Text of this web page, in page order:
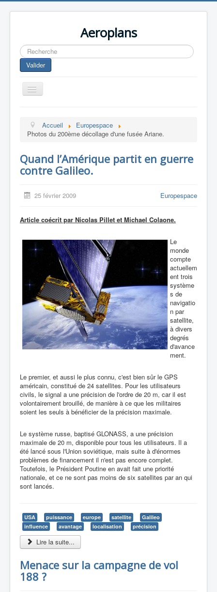
Aeroplans
Rechercher
Valider
Toggle
Navigation
Aviation Commerciale
Aviation Militaire
Drones
Accueil
Europespace
Photos du 200ème décollage d'une fusée Ariane.
Quand l’Amérique partit en guerre
contre Galileo.
25 février 2009 Europespace
Article coécrit par Nicolas Pillet et Michael Colaone.
Le
monde
compte
actuellem
ent trois
système
s de
navigatio
n par
satellite,
à divers
degrés
d'avance
ment.
Le premier, et aussi le plus connu, c'est bien sûr le GPS
américain, constitué de 24 satellites. Pour les utilisateurs
civils, le signal a une précision de l'ordre de 20 m, car il est
volontairement brouillé, de manière à ce que les militaires
soient les seuls à bénéficier de la précision maximale.
Le système russe, baptisé GLONASS, a une précision
maximale de 20 m, disponible pour tous les utilisateurs. Il a
été lancé sous l'Union soviétique, mais suite à d'énormes
problèmes de financement il n'est pas encore complet.
Toutefois, le Président Poutine en avait fait une priorité
nationale, et ce ne sont pas moins de six satellites par an qui
sont lancés.
USA puissance europe satellite
Galileo
influence
avantage localisation précision
Lire la suite...
Menace sur la campagne de vol
188 ?